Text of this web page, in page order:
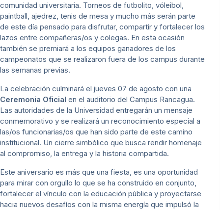
comunidad universitaria. Torneos de futbolito, vóleibol,
paintball, ajedrez, tenis de mesa y mucho más serán parte
de este día pensado para disfrutar, compartir y fortalecer los
lazos entre compañeras/os y colegas. En esta ocasión
también se premiará a los equipos ganadores de los
campeonatos que se realizaron fuera de los campus durante
las semanas previas.
La celebración culminará el jueves 07 de agosto con una
Ceremonia Oficial en el auditorio del Campus Rancagua.
Las autoridades de la Universidad entregarán un mensaje
conmemorativo y se realizará un reconocimiento especial a
las/os funcionarias/os que han sido parte de este camino
institucional. Un cierre simbólico que busca rendir homenaje
al compromiso, la entrega y la historia compartida.
Este aniversario es más que una fiesta, es una oportunidad
para mirar con orgullo lo que se ha construido en conjunto,
fortalecer el vínculo con la educación pública y proyectarse
hacia nuevos desafíos con la misma energía que impulsó la